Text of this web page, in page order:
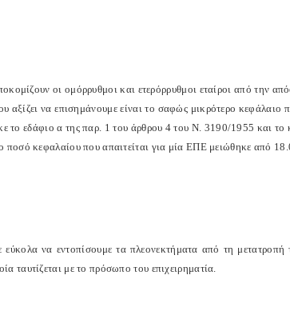
οι ομόρρυθμοι και ετερόρρυθμοι εταίροι από την
αξίζει να επισημάνουμε είναι το σαφώς μικρότερο
εδάφιο α της παρ. 1 του άρθρου 4 του Ν. 3190/1955 και το
ποσό κεφαλαίου που απαιτείται για μία ΕΠΕ μειώθηκε από
εύκολα να εντοπίσουμε τα πλεονεκτήματα από τη
ταυτίζεται με το πρόσωπο του επιχειρηματία.